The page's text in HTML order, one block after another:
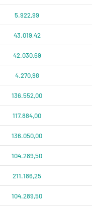
5.922,99
43.019,42
42.030,69
4.270,98
136.552,00
117.884,00
136.050,00
104.289,50
211.186,25
104.289,50